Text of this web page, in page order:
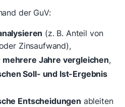
der GuV:
(z. B. Anteil von
Zinsaufwand),
Jahre vergleichen,
Soll- und Ist-Ergebnis
Entscheidungen ableiten